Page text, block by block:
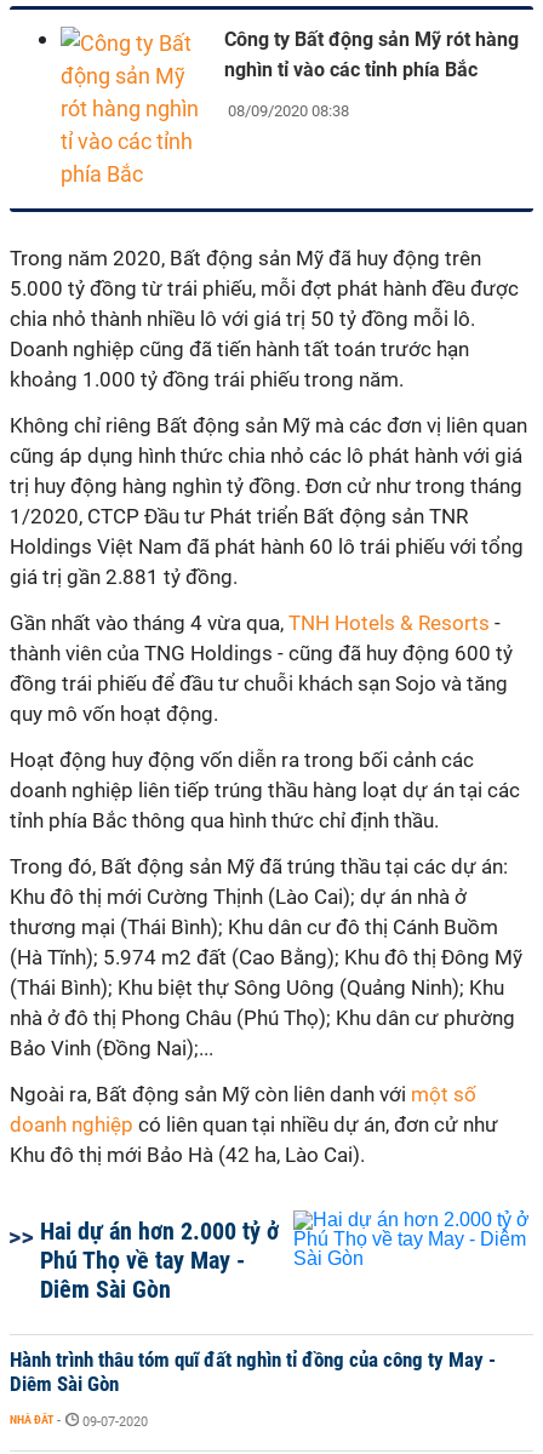
Công ty Bất động sản Mỹ rót hàng
nghìn tỉ vào các tỉnh phía Bắc
08/09/2020 08:38
Trong năm 2020, Bất động sản Mỹ đã huy động trên
5.000 tỷ đồng từ trái phiếu, mỗi đợt phát hành đều được
chia nhỏ thành nhiều lô với giá trị 50 tỷ đồng mỗi lô.
Doanh nghiệp cũng đã tiến hành tất toán trước hạn
khoảng 1.000 tỷ đồng trái phiếu trong năm.
Không chỉ riêng Bất động sản Mỹ mà các đơn vị liên quan
cũng áp dụng hình thức chia nhỏ các lô phát hành với giá
trị huy động hàng nghìn tỷ đồng. Đơn cử như trong tháng
1/2020, CTCP Đầu tư Phát triển Bất động sản TNR
Holdings Việt Nam đã phát hành 60 lô trái phiếu với tổng
giá trị gần 2.881 tỷ đồng.
Gần nhất vào tháng 4 vừa qua, TNH Hotels & Resorts -
thành viên của TNG Holdings - cũng đã huy động 600 tỷ
đồng trái phiếu để đầu tư chuỗi khách sạn Sojo và tăng
quy mô vốn hoạt động.
Hoạt động huy động vốn diễn ra trong bối cảnh các
doanh nghiệp liên tiếp trúng thầu hàng loạt dự án tại các
tỉnh phía Bắc thông qua hình thức chỉ định thầu.
Trong đó, Bất động sản Mỹ đã trúng thầu tại các dự án:
Khu đô thị mới Cường Thịnh (Lào Cai); dự án nhà ở
thương mại (Thái Bình); Khu dân cư đô thị Cánh Buồm
(Hà Tĩnh); 5.974 m2 đất (Cao Bằng); Khu đô thị Đông Mỹ
(Thái Bình); Khu biệt thự Sông Uông (Quảng Ninh); Khu
nhà ở đô thị Phong Châu (Phú Thọ); Khu dân cư phường
Bảo Vinh (Đồng Nai);...
Ngoài ra, Bất động sản Mỹ còn liên danh với một số
doanh nghiệp có liên quan tại nhiều dự án, đơn cử như
Khu đô thị mới Bảo Hà (42 ha, Lào Cai).
Hai dự án hơn 2.000 tỷ ở
Phú Thọ về tay May -
Diêm Sài Gòn
Hành trình thâu tóm quĩ đất nghìn tỉ đồng của công ty May -
Diêm Sài Gòn
NHÀ ĐẤT - 09-07-2020